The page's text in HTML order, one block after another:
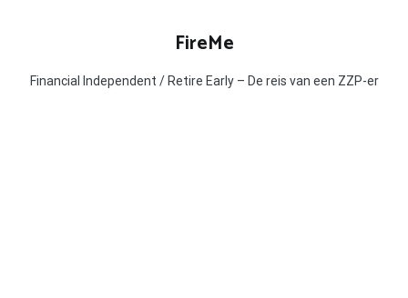
FireMe
Financial Independent / Retire Early – De reis van een ZZP-er